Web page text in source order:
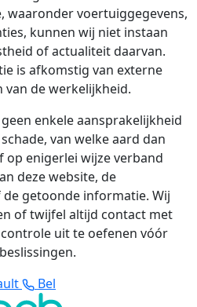
waaronder voertuiggegevens,
kunnen wij niet instaan
of actualiteit daarvan.
is afkomstig van externe
de werkelijkheid.
enkele aansprakelijkheid
van welke aard dan
enigerlei wijze verband
deze website, de
getoonde informatie. Wij
of twijfel altijd contact met
uit te oefenen vóór
Bel